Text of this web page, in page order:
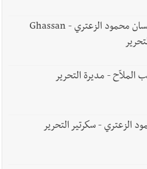
الصحافي السفير غسان محمود الزعتري - Ghassan
الملاّح - مديرة التحرير
الزعتري - سكرتير التحرير